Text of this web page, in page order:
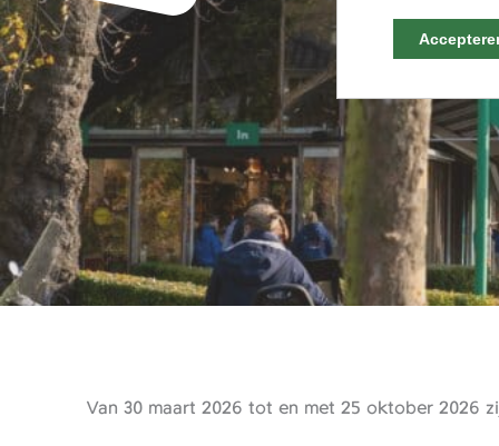
Van 30 maart 2026 tot en met 25 oktober 2026